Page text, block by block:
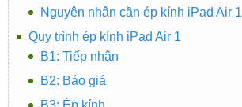
Nguyên nhân cần ép kính iPad Air 1
Quy trình ép kính iPad Air 1
B1: Tiếp nhận
B2: Báo giá